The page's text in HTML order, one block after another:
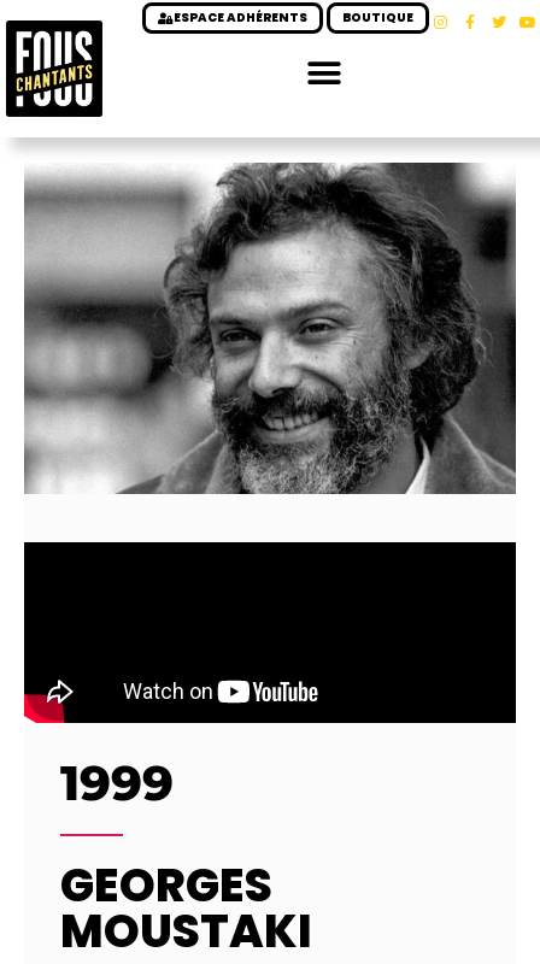
ESPACE ADHÉRENTS BOUTIQUE
1999
GEORGES
MOUSTAKI